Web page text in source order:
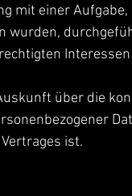
mit einer
wurden,
über die
ist.